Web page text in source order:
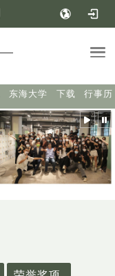
东海大学 下载 行事历